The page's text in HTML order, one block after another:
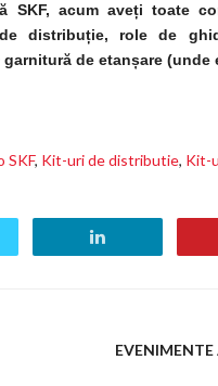
acum aveți toate
distribuție, role de
de etanșare (unde
SKF, Kit-uri de distributie, Kit-